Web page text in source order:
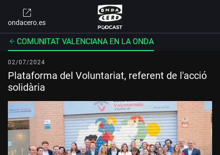
ondacero.es
COMUNITAT VALENCIANA EN LA ONDA
02/07/2024
Plataforma del Voluntariat, referent de l'acció
solidària